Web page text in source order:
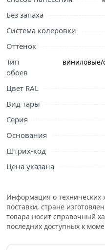
свяжутся с Вами для
или самовывоза.
Краска DULUX BINDO 7,
5309397. Предназначена
поверхности. Отличается
легко наносится кистью
не образует подтёков.
Идеальна для жилых и
защищает стены и потолки
Условия доставки и цены
Краскидействительны в
Без запаха
Система колеровки
Оттенок
Тип
обоев
виниловые/
Цвет RAL
Вид тары
Серия
Основания
Штрих-код
Цена указана
Информация о технических
поставки, стране
товара носит справочный
последних доступных к